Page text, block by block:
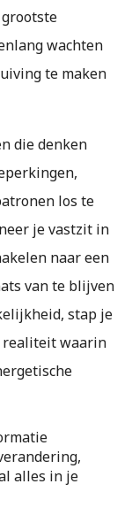
wachten
te maken
die denken
los te
je vastzit in
naar een
van te blijven
stap je
realiteit waarin
alles in je